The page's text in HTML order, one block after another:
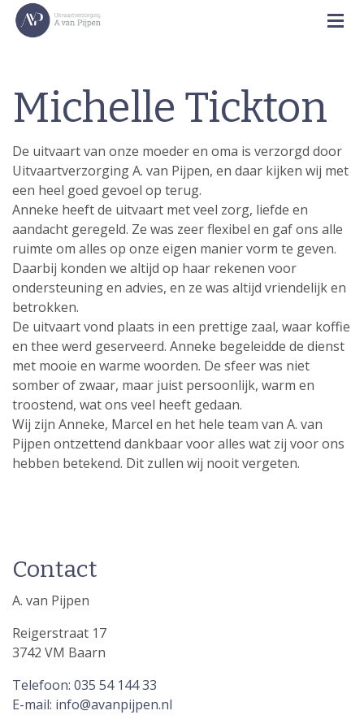
Michelle Tickton
De uitvaart van onze moeder en oma is verzorgd door
Uitvaartverzorging A. van Pijpen, en daar kijken wij met
een heel goed gevoel op terug.
Anneke heeft de uitvaart met veel zorg, liefde en
aandacht geregeld. Ze was zeer flexibel en gaf ons alle
ruimte om alles op onze eigen manier vorm te geven.
Daarbij konden we altijd op haar rekenen voor
ondersteuning en advies, en ze was altijd vriendelijk en
betrokken.
De uitvaart vond plaats in een prettige zaal, waar koffie
en thee werd geserveerd. Anneke begeleidde de dienst
met mooie en warme woorden. De sfeer was niet
somber of zwaar, maar juist persoonlijk, warm en
troostend, wat ons veel heeft gedaan.
Wij zijn Anneke, Marcel en het hele team van A. van
Pijpen ontzettend dankbaar voor alles wat zij voor ons
hebben betekend. Dit zullen wij nooit vergeten.
Contact
A. van Pijpen
Reigerstraat 17
3742 VM Baarn
Telefoon: 035 54 144 33
E-mail: info@avanpijpen.nl